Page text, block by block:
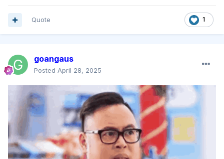
1
Quote
goangaus
Posted April 28, 2025